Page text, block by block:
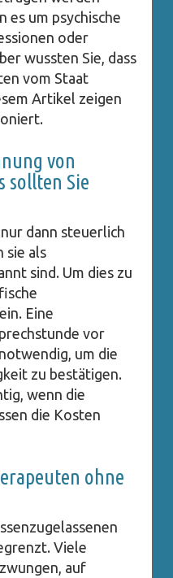
es um psychische
oder
wussten Sie, dass
vom Staat
Artikel zeigen
von
sollten Sie
dann steuerlich
sie als
sind. Um dies zu
Eine
vor
um die
zu bestätigen.
wenn die
die Kosten
ohne
Viele
auf